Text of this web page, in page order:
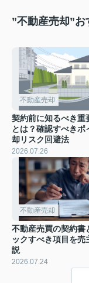
”不動産売却”
不動産売却
契約前に知るべき重
とは？確認すべきポ
却リスク回避法
2026.07.26
不動産売却
不動産売買の契約書
ックすべき項目を売
説
2026.07.24